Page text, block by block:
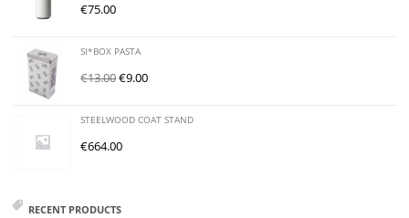
€75.00
SI*BOX PASTA
€13.00€9.00
STEELWOOD COAT STAND
€664.00
RECENT PRODUCTS